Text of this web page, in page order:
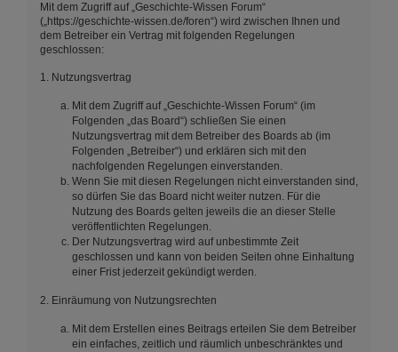
Mit dem Zugriff auf „Geschichte-Wissen Forum“
(„https://geschichte-wissen.de/foren“) wird zwischen Ihnen und
dem Betreiber ein Vertrag mit folgenden Regelungen
geschlossen:
1. Nutzungsvertrag
Mit dem Zugriff auf „Geschichte-Wissen Forum“ (im
Folgenden „das Board“) schließen Sie einen
Nutzungsvertrag mit dem Betreiber des Boards ab (im
Folgenden „Betreiber“) und erklären sich mit den
nachfolgenden Regelungen einverstanden.
Wenn Sie mit diesen Regelungen nicht einverstanden sind,
so dürfen Sie das Board nicht weiter nutzen. Für die
Nutzung des Boards gelten jeweils die an dieser Stelle
veröffentlichten Regelungen.
Der Nutzungsvertrag wird auf unbestimmte Zeit
geschlossen und kann von beiden Seiten ohne Einhaltung
einer Frist jederzeit gekündigt werden.
2. Einräumung von Nutzungsrechten
Mit dem Erstellen eines Beitrags erteilen Sie dem Betreiber
ein einfaches, zeitlich und räumlich unbeschränktes und